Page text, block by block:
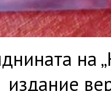
на
издание